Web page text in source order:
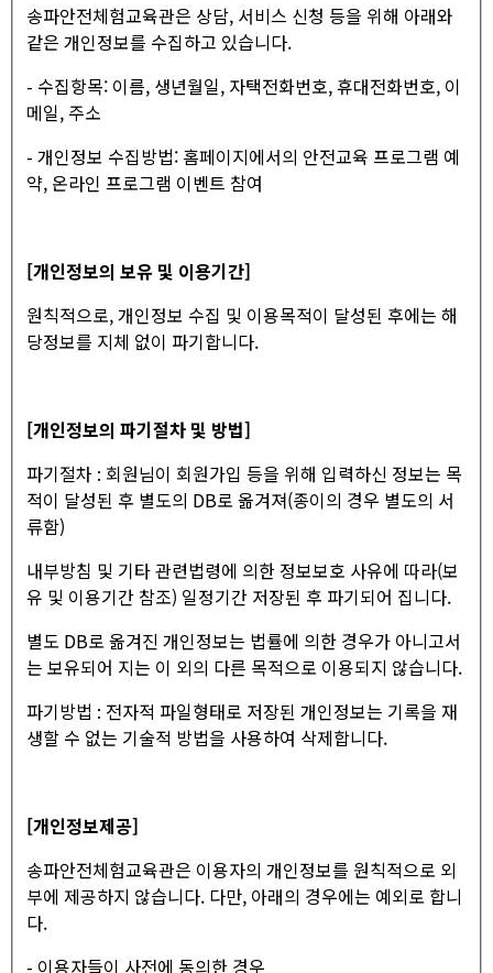
송파안전체험교육관은 상담, 서비스 신청 등을 위해 아래와
같은 개인정보를 수집하고 있습니다.
- 수집항목: 이름, 생년월일, 자택전화번호, 휴대전화번호, 이
메일, 주소
- 개인정보 수집방법: 홈페이지에서의 안전교육 프로그램 예
약, 온라인 프로그램 이벤트 참여
[개인정보의 보유 및 이용기간]
원칙적으로, 개인정보 수집 및 이용목적이 달성된 후에는 해
당정보를 지체 없이 파기합니다.
[개인정보의 파기절차 및 방법]
파기절차 : 회원님이 회원가입 등을 위해 입력하신 정보는 목
적이 달성된 후 별도의 DB로 옮겨져(종이의 경우 별도의 서
류함)
내부방침 및 기타 관련법령에 의한 정보보호 사유에 따라(보
유 및 이용기간 참조) 일정기간 저장된 후 파기되어 집니다.
별도 DB로 옮겨진 개인정보는 법률에 의한 경우가 아니고서
는 보유되어 지는 이 외의 다른 목적으로 이용되지 않습니다.
파기방법 : 전자적 파일형태로 저장된 개인정보는 기록을 재
생할 수 없는 기술적 방법을 사용하여 삭제합니다.
[개인정보제공]
송파안전체험교육관은 이용자의 개인정보를 원칙적으로 외
부에 제공하지 않습니다. 다만, 아래의 경우에는 예외로 합니
다.
- 이용자들이 사전에 동의한 경우